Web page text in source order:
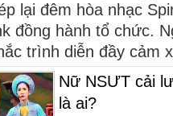
lại đêm hòa nhạc
đồng hành tổ chức.
trình diễn đầy cảm
Nữ NSƯT cải
là ai?